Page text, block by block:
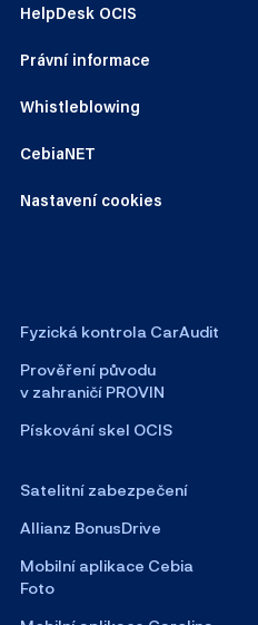
HelpDesk OCIS
Právní informace
Whistleblowing
CebiaNET
Nastavení cookies
Fyzická kontrola CarAudit
Prověření původu
v zahraničí PROVIN
Pískování skel OCIS
Satelitní zabezpečení
Allianz BonusDrive
Mobilní aplikace Cebia
Foto